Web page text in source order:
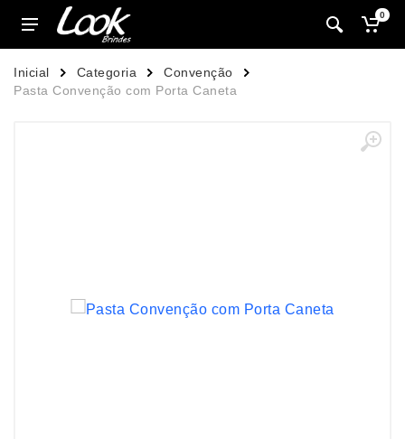
0
Inicial Categoria
Convenção
Pasta Convenção com Porta Caneta